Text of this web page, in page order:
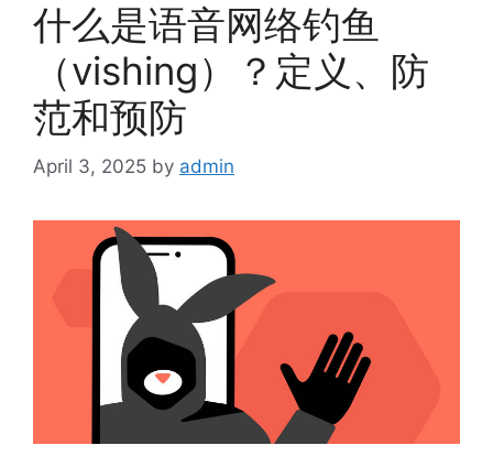
什么是语音网络钓鱼
（vishing）？定义、防
范和预防
April 3, 2025 by admin